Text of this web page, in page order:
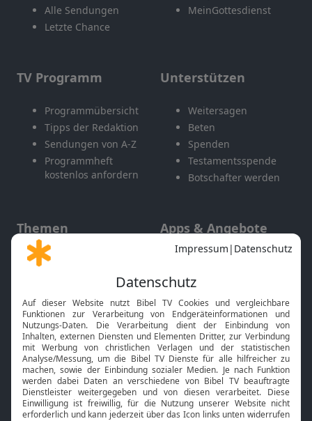
Alle Sendungen
Letzte Chance
MeinGottesdienst
TV Programm
Programmübersicht
Tipps der Redaktion
Sendungen von A-Z
Programmheft
kostenlos anfordern
Unterstützen
Weitersagen
Beten
Spenden
Testamentsspende
Botschafter werden
Themen
Gott und Bibel erklärt
Neuigkeiten
Apps & Angebote
Mobile App
Smart TV
HbbTV
Bibelthek Online-Bibel
Nächster Gottesdienst
Bibel TV Service